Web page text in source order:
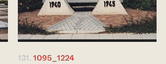
131. 1095_1224